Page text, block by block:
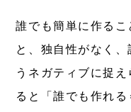
誰でも簡単に作るこ
と、独自性がなく
うネガティブに捉
ると「誰でも作れ